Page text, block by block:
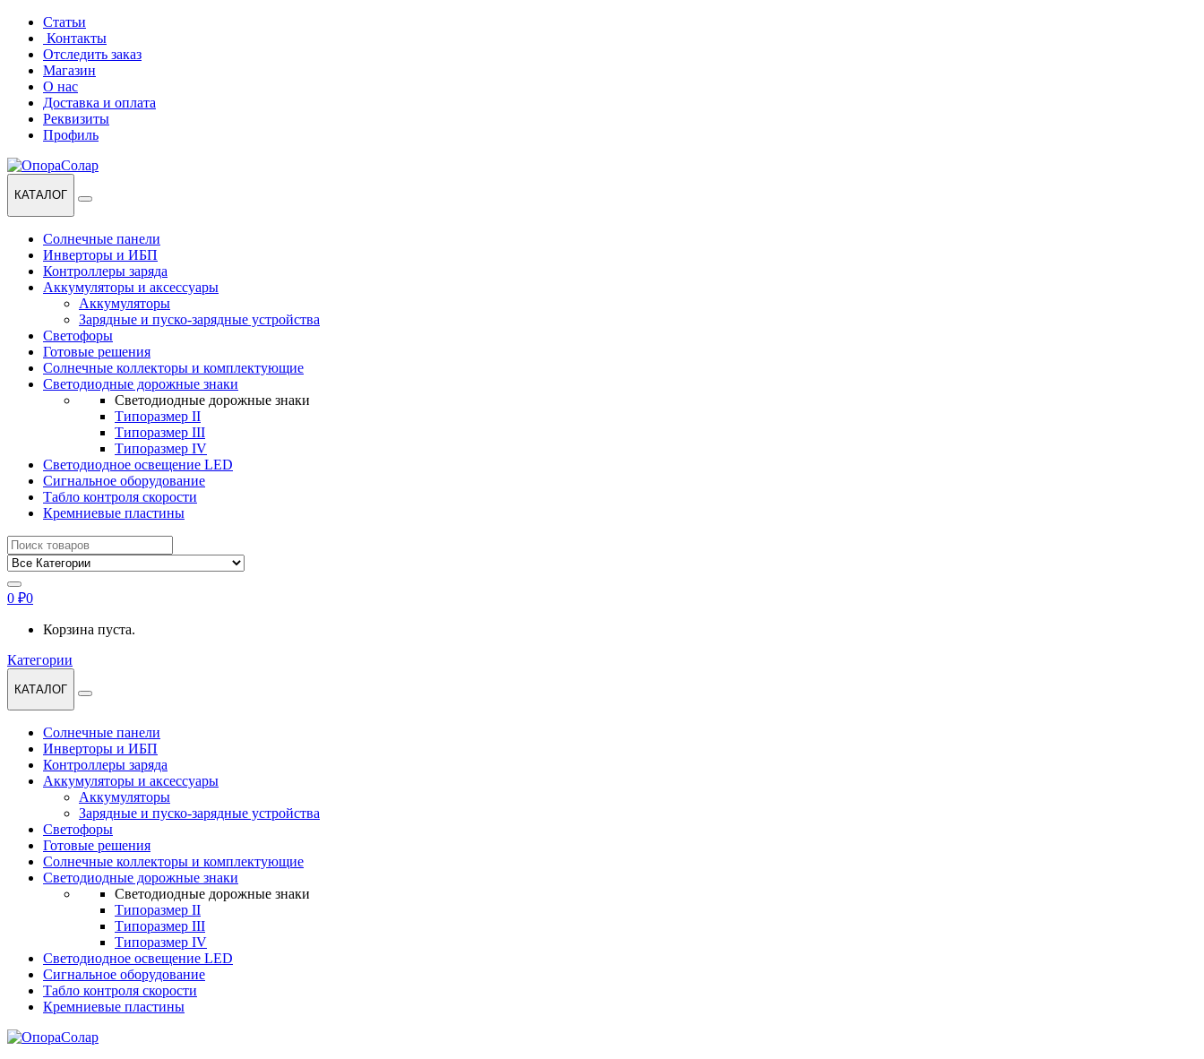
Перейти
навигации
Перейти
содержанию
Статьи
Контакты
Отследить заказ
Магазин
О нас
Доставка и оплата
Реквизиты
Профиль
КАТАЛОГ
Солнечные панели
Инверторы и ИБП
Контроллеры заряда
Аккумуляторы и аксессуары
Аккумуляторы
Зарядные и пуско-зарядные устройства
Светофоры
Готовые решения
Солнечные коллекторы и комплектующие
Светодиодные дорожные знаки
Светодиодные дорожные знаки
Типоразмер II
Типоразмер III
Типоразмер IV
Светодиодное освещение LED
Сигнальное оборудование
Табло контроля скорости
Кремниевые пластины
Найти:
0 ₽0
Корзина пуста.
Категории
КАТАЛОГ
Солнечные панели
Инверторы и ИБП
Контроллеры заряда
Аккумуляторы и аксессуары
Аккумуляторы
Зарядные и пуско-зарядные устройства
Светофоры
Готовые решения
Солнечные коллекторы и комплектующие
Светодиодные дорожные знаки
Светодиодные дорожные знаки
Типоразмер II
Типоразмер III
Типоразмер IV
Светодиодное освещение LED
Сигнальное оборудование
Табло контроля скорости
Кремниевые пластины